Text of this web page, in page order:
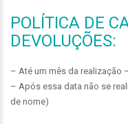
POLÍTICA DE
DEVOLUÇÕES:
– Até um mês da realização
– Após essa data não se
de nome)